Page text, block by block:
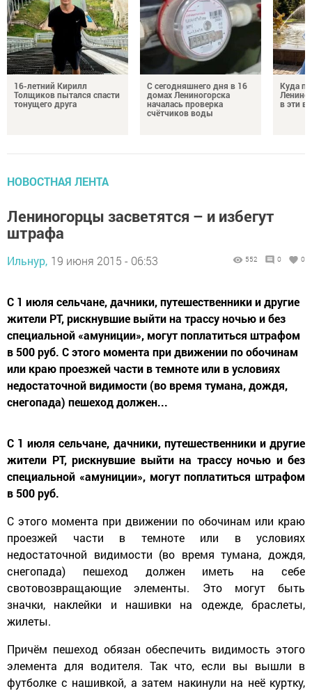
16-летний Кирилл
Толщиков пытался спасти
тонущего друга
С сегодняшнего дня в 16
домах Лениногорска
началась проверка
счётчиков воды
Куда
в эти
НОВОСТНАЯ ЛЕНТА
Лениногорцы засветятся – и избегут
штрафа
Ильнур, 19 июня 2015 - 06:53 552 0 0
С 1 июля сельчане, дачники, путешественники и другие
жители РТ, рискнувшие выйти на трассу ночью и без
специальной «амуниции», могут поплатиться штрафом
в 500 руб. С этого момента при движении по обочинам
или краю проезжей части в темноте или в условиях
недостаточной видимости (во время тумана, дождя,
снегопада) пешеход должен...
С 1 июля сельчане, дачники, путешественники и другие
жители РТ, рискнувшие выйти на трассу ночью и без
специальной «амуниции», могут поплатиться штрафом
в 500 руб.
С этого момента при движении по обочинам или краю
проезжей части в темноте или в условиях
недостаточной видимости (во время тумана, дождя,
снегопада) пешеход должен иметь на себе
свотовозвращающие элементы. Это могут быть
значки, наклейки и нашивки на одежде, браслеты,
жилеты.
Причём пешеход обязан обеспечить видимость этого
элемента для водителя. Так что, если вы вышли в
футболке с нашивкой, а затем накинули на неё куртку,